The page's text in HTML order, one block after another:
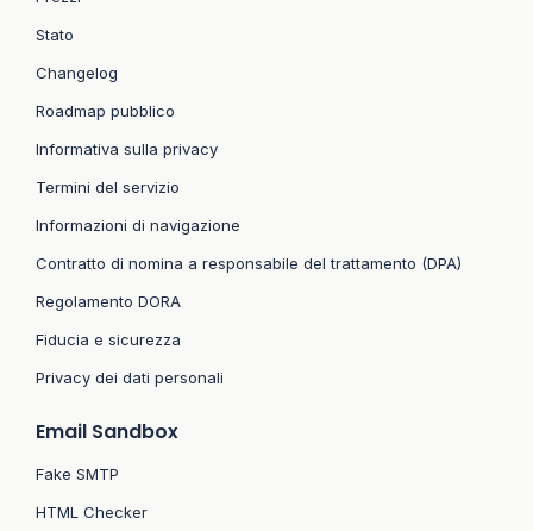
Stato
Changelog
Roadmap pubblico
Informativa sulla privacy
Termini del servizio
Informazioni di navigazione
Contratto di nomina a responsabile del trattamento (DPA)
Regolamento DORA
Fiducia e sicurezza
Privacy dei dati personali
Email Sandbox
Fake SMTP
HTML Checker